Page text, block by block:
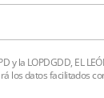
y la LOPDGDD, EL
los datos facilitados